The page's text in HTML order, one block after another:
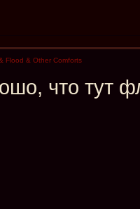
Flood & Other Comforts
что тут